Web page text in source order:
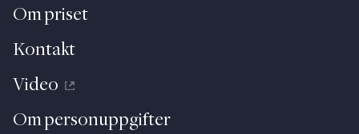
Om priset
Kontakt
Video
Om personuppgifter